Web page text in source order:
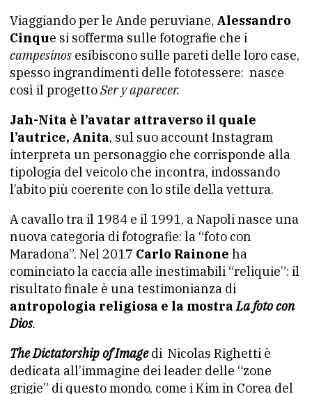
Viaggiando per le Ande peruviane, Alessandro
Cinque si sofferma sulle fotografie che i
campesinos esibiscono sulle pareti delle loro case,
spesso ingrandimenti delle fototessere: nasce
così il progettoSer y aparecer.
Jah-Nita è l’avatar attraverso il quale
l’autrice, Anita, sul suo account Instagram
interpreta un personaggio che corrisponde alla
tipologia del veicolo che incontra, indossando
l’abito più coerente con lo stile della vettura.
A cavallo tra il 1984 e il 1991, a Napoli nasce una
nuova categoria di fotografie: la “foto con
Maradona”. Nel 2017 Carlo Rainone ha
cominciato la caccia alle inestimabili “reliquie”: il
risultato finale è una testimonianza di
antropologia religiosa e la mostraLa foto con
Dios.
The Dictatorship of Image di Nicolas Righetti è
dedicata all’immagine dei leader delle “zone
grigie” di questo mondo, come i Kim in Corea del